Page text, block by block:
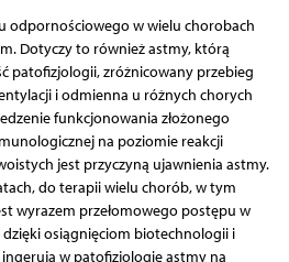
odpornościowego w wielu chorobach
Dotyczy to również astmy, którą
patofizjologii, zróżnicowany przebieg
i odmienna u różnych chorych
funkcjonowania złożonego
na poziomie reakcji
jest przyczyną ujawnienia astmy.
do terapii wielu chorób, w tym
wyrazem przełomowego postępu w
osiągnięciom biotechnologii i
w patofizjologię astmy na